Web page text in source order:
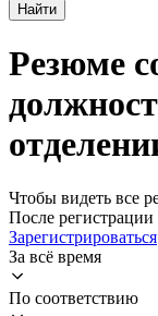
Найти
Резюме
Чтобы видеть все
После
Зарегистрироваться
За всё время
По соответствию